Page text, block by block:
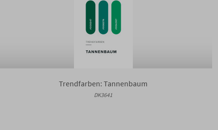
Trendfarben: Tannenbaum
DK3641